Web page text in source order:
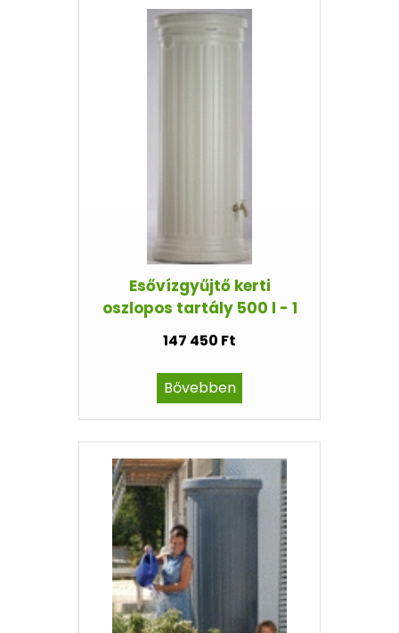
Esővízgyűjtő kerti
oszlopos tartály 500 l - 1
147 450 Ft
Bővebben